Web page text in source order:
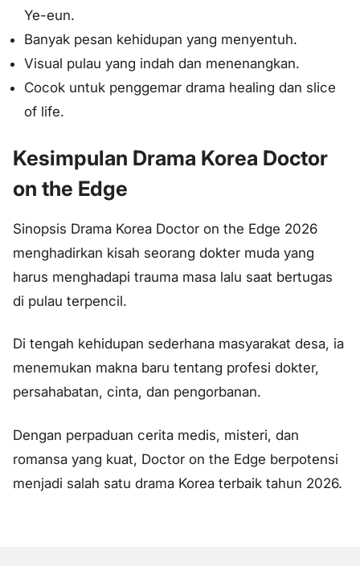
Ye-eun.
Banyak pesan kehidupan yang menyentuh.
Visual pulau yang indah dan menenangkan.
Cocok untuk penggemar drama healing dan slice
of life.
Kesimpulan Drama Korea Doctor
on the Edge
Sinopsis Drama Korea Doctor on the Edge 2026
menghadirkan kisah seorang dokter muda yang
harus menghadapi trauma masa lalu saat bertugas
di pulau terpencil.
Di tengah kehidupan sederhana masyarakat desa, ia
menemukan makna baru tentang profesi dokter,
persahabatan, cinta, dan pengorbanan.
Dengan perpaduan cerita medis, misteri, dan
romansa yang kuat, Doctor on the Edge berpotensi
menjadi salah satu drama Korea terbaik tahun 2026.